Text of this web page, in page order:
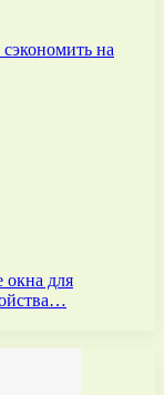
на
окна для